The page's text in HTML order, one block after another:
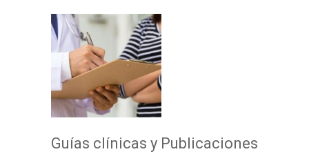
Guías clínicas y Publicaciones